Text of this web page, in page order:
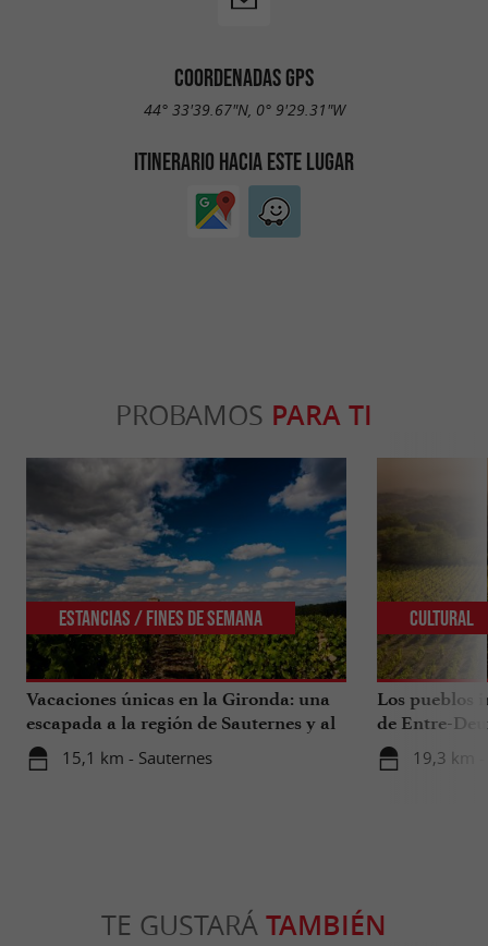
COORDENADAS GPS
44° 33'39.67"N, 0° 9'29.31"W
ITINERARIO HACIA ESTE LUGAR
PROBAMOS PARA TI
Vacaciones únicas en la Gironda: una
escapada a la región de Sauternes y al
sur de la Gironda
15,1 km - Sauternes
Estancias / Fines de Semana
Los pueblos
de Entre-
19,3 km -
Cultural
TE GUSTARÁ TAMBIÉN